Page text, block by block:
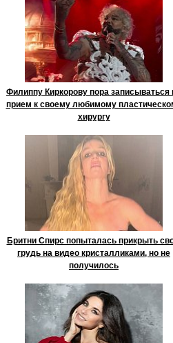
Филиппу Киркорову пора записываться
прием к своему любимому
хирургу
Бритни Спирс попыталась прикрыть
грудь на видео кристалликами, но не
получилось